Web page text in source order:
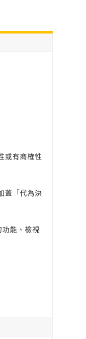
或有商榷性
蓋「代為決
能、檢視